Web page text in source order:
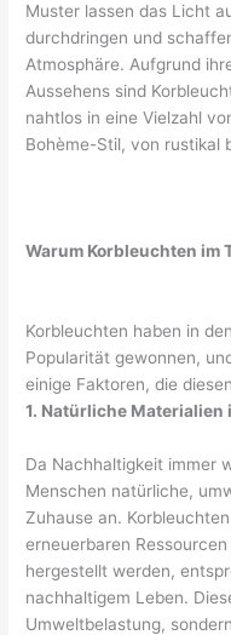
Muster lassen das Licht
durchdringen und
Atmosphäre. Aufgrund
Aussehens sind
nahtlos in eine Vielzahl
Bohème-Stil, von rustikal
Warum Korbleuchten im
Korbleuchten haben in
Popularität gewonnen,
einige Faktoren, die
1. Natürliche
Da Nachhaltigkeit immer
Menschen natürliche,
Zuhause an.
erneuerbaren
hergestellt werden,
nachhaltigem Leben.
Umweltbelastung,